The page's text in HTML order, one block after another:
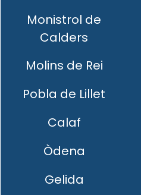
Monistrol de
Calders
Molins de Rei
Pobla de Lillet
Calaf
Òdena
Gelida